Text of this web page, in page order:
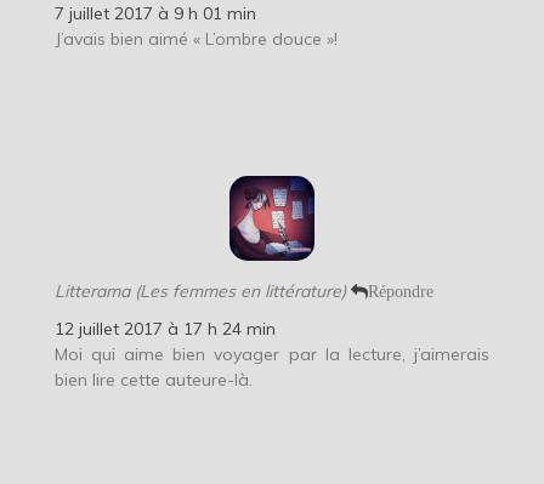
7 juillet 2017 à 9 h 01 min
J’avais bien aimé « L’ombre douce »!
Litterama (Les femmes en littérature) Répondre
12 juillet 2017 à 17 h 24 min
Moi qui aime bien voyager par la lecture, j’aimerais
bien lire cette auteure-là.